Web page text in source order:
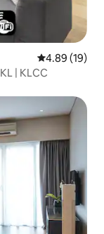
औसत रेटिंग 5 में
4.89 (19)
| KLCC